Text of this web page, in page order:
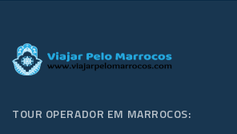
TOUR OPERADOR EM MARROCOS: